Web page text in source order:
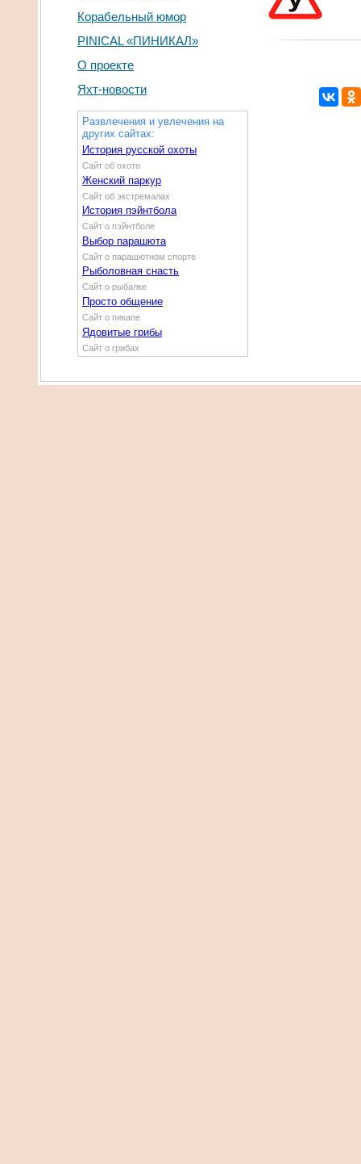
Корабельный юмор
PINICAL «ПИНИКАЛ»
О проекте
Яхт-новости
Развлечения и увлечения на
других сайтах:
История русской охоты
Сайт об охоте
Женский паркур
Сайт об экстремалах
История пэйнтбола
Сайт о пэйнтболе
Выбор парашюта
Сайт о парашютном спорте
Рыболовная снасть
Сайт о рыбалке
Просто общение
Сайт о пикапе
Ядовитые грибы
Сайт о грибах